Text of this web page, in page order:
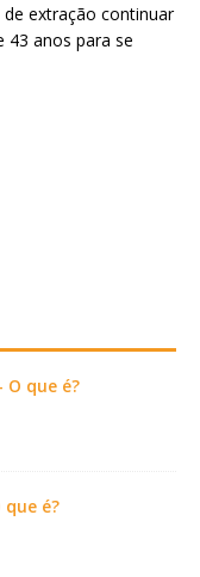
extração continuar
anos para se
O que é?
é?